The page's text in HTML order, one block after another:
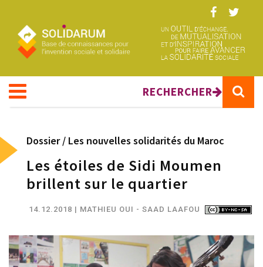
RECHERCHER
Dossier / Les nouvelles solidarités du Maroc
Les étoiles de Sidi Moumen
brillent sur le quartier
14.12.2018 | MATHIEU OUI - SAAD LAAFOU